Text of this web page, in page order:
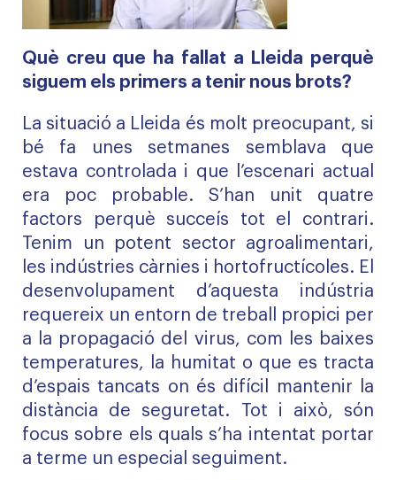
Què creu que ha fallat a Lleida perquè
siguem els primers a tenir nous brots?
La situació a Lleida és molt preocupant, si
bé fa unes setmanes semblava que
estava controlada i que l’escenari actual
era poc probable. S’han unit quatre
factors perquè succeís tot el contrari.
Tenim un potent sector agroalimentari,
les indústries càrnies i hortofructícoles. El
desenvolupament d’aquesta indústria
requereix un entorn de treball propici per
a la propagació del virus, com les baixes
temperatures, la humitat o que es tracta
d’espais tancats on és difícil mantenir la
distància de seguretat. Tot i això, són
focus sobre els quals s’ha intentat portar
a terme un especial seguiment.